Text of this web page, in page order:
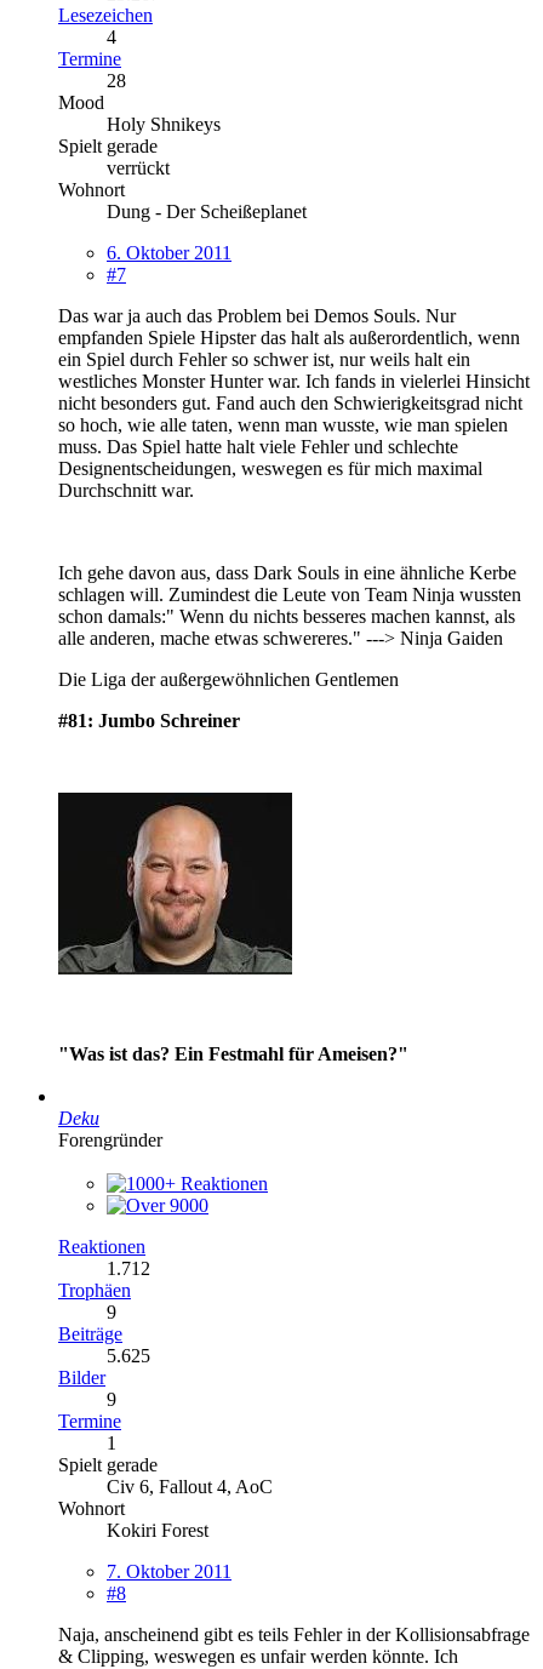
Lesezeichen
4
Termine
28
Mood
Holy Shnikeys
Spielt gerade
verrückt
Wohnort
Dung - Der Scheißeplanet
6. Oktober 2011
#7
Das war ja auch das Problem bei Demos Souls. Nur
empfanden Spiele Hipster das halt als außerordentlich, wenn
ein Spiel durch Fehler so schwer ist, nur weils halt ein
westliches Monster Hunter war. Ich fands in vielerlei Hinsicht
nicht besonders gut. Fand auch den Schwierigkeitsgrad nicht
so hoch, wie alle taten, wenn man wusste, wie man spielen
muss. Das Spiel hatte halt viele Fehler und schlechte
Designentscheidungen, weswegen es für mich maximal
Durchschnitt war.
Ich gehe davon aus, dass Dark Souls in eine ähnliche Kerbe
schlagen will. Zumindest die Leute von Team Ninja wussten
schon damals:" Wenn du nichts besseres machen kannst, als
alle anderen, mache etwas schwereres." ---> Ninja Gaiden
Die Liga der außergewöhnlichen Gentlemen
#81: Jumbo Schreiner
"Was ist das? Ein Festmahl für Ameisen?"
Deku
Forengründer
Reaktionen
1.712
Trophäen
9
Beiträge
5.625
Bilder
9
Termine
1
Spielt gerade
Civ 6, Fallout 4, AoC
Wohnort
Kokiri Forest
7. Oktober 2011
#8
Naja, anscheinend gibt es teils Fehler in der Kollisionsabfrage
& Clipping, weswegen es unfair werden könnte. Ich